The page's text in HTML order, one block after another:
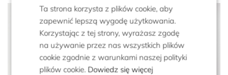
Ta strona korzysta z plików cookie, aby
zapewnić lepszą wygodę użytkowania.
Korzystając z tej strony, wyrażasz zgodę
na używanie przez nas wszystkich plików
cookie zgodnie z warunkami naszej polityki
plików cookie. Dowiedz się więcej